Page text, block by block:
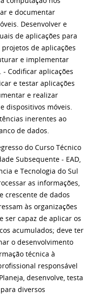
e documentar
Desenvolver e
de aplicações para
de aplicações
e implementar
Codificar aplicações
e testar aplicações
e realizar
dispositivos móveis.
inerentes ao
de dados.
do Curso Técnico
Subsequente - EAD,
e Tecnologia do Sul
as informações,
crescente de dados
às organizações
ser capaz de aplicar os
acumulados; deve ter
o desenvolvimento
técnica à
responsável
desenvolve, testa
diversos